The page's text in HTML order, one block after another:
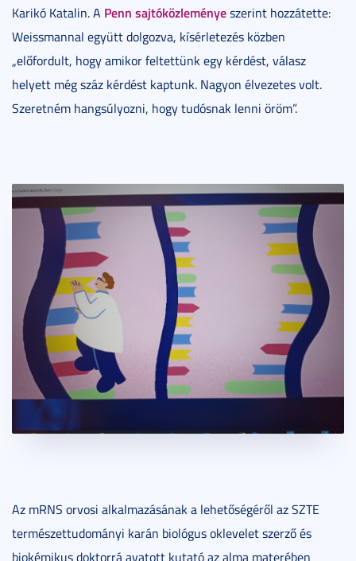
Karikó Katalin. A Penn sajtóközleményeszerint hozzátette:
Weissmannal együtt dolgozva, kísérletezés közben
„előfordult, hogy amikor feltettünk egy kérdést, válasz
helyett még száz kérdést kaptunk. Nagyon élvezetes volt.
Szeretném hangsúlyozni, hogy tudósnak lenni öröm”.
Az mRNS orvosi alkalmazásának a lehetőségéről az SZTE
természettudományi karán biológus oklevelet szerző és
biokémikus doktorrá avatott kutató az alma materében